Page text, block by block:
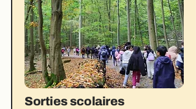
Sorties scolaires